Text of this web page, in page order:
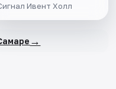
Ивент Холл
→